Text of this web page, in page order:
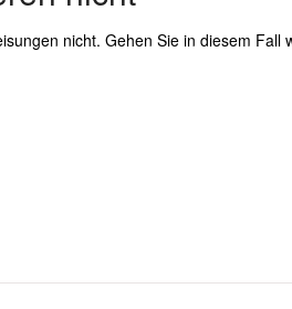
nicht. Gehen Sie in diesem Fall